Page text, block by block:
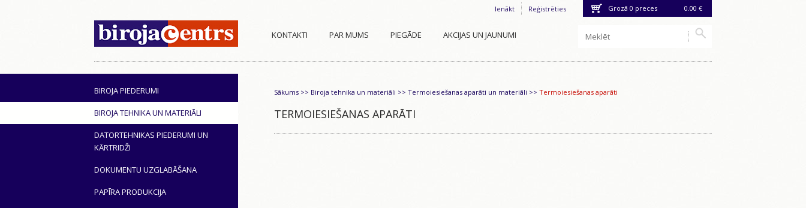
Grozā 0 preces 0.00 €
Ienākt Reģistrēties
KONTAKTI PAR MUMS PIEGĀDE AKCIJAS UN JAUNUMI
BIROJA PIEDERUMI
BIROJA TEHNIKA UN MATERIĀLI
DATORTEHNIKAS PIEDERUMI UN
KĀRTRIDŽI
DOKUMENTU UZGLABĀŠANA
PAPĪRA PRODUKCIJA
Sākums >> Biroja tehnika un materiāli >> Termoiesiešanas aparāti un materiāli >> Termoiesiešanas aparāti
TERMOIESIEŠANAS APARĀTI